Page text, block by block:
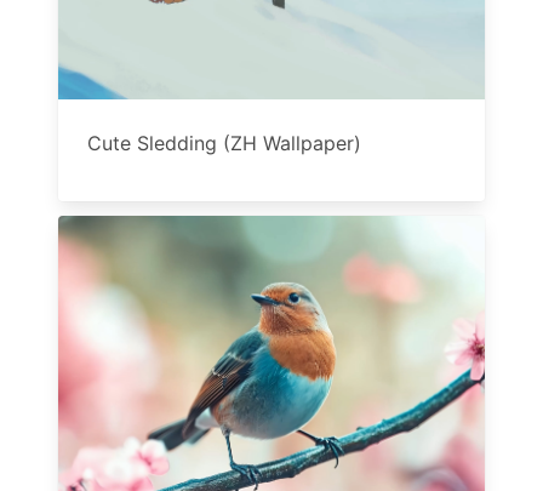
Cute Sledding (ZH Wallpaper)